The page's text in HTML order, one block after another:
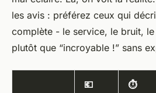
les avis : préférez ceux qui
complète - le service, le bruit, le
plutôt que “incroyable !” sans
💶
⏱️